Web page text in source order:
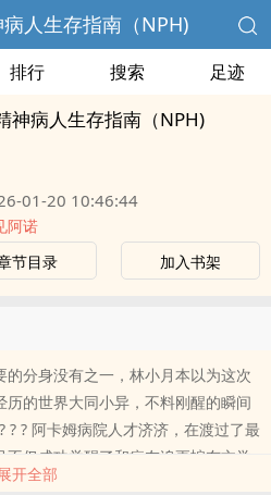
病人生存指南（NPH)
排行 搜索 足迹
神病人生存指南（NPH)
01-20 10:46:44
阿诺
节目录 加入书架
分身没有之一，林小月本以为这次
的世界大同小异，不料刚醒的瞬间
? ? 阿卡姆病院人才济济，在渡过了最
仅成功觉醒了和病友追更蝙布文学
中非常不小心的“失手”杀了小丑。?
开全部